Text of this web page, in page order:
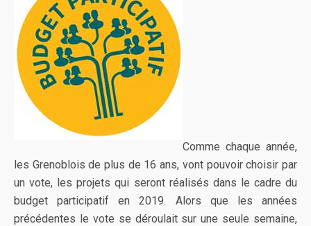
Comme chaque année,
les Grenoblois de plus de 16 ans, vont pouvoir choisir par
un vote, les projets qui seront réalisés dans le cadre du
budget participatif en 2019. Alors que les années
précédentes le vote se déroulait sur une seule semaine,